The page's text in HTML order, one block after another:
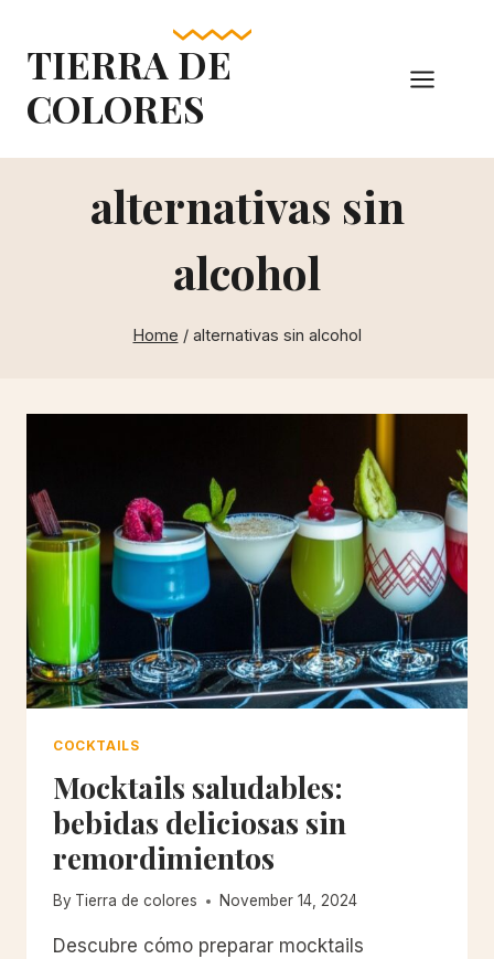
content
TIERRA DE
COLORES
alternativas sin
alcohol
Home / alternativas sin alcohol
COCKTAILS
Mocktails saludables:
bebidas deliciosas sin
remordimientos
By Tierra de colores November 14, 2024
Descubre cómo preparar mocktails